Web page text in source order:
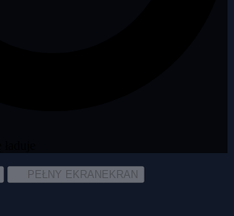
PEŁNY EKRAN EKRAN